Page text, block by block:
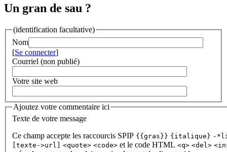
Un gran de sau ?
(identification facultative)
Nom
[Se connecter]
Courriel (non publié)
Votre site web
Ajoutez votre commentaire ici
Texte de votre message
Ce champ accepte les raccourcis SPIP {{gras}} {italique} -
[texte->url]
<quote> <code> et le code HTML <q> <del>